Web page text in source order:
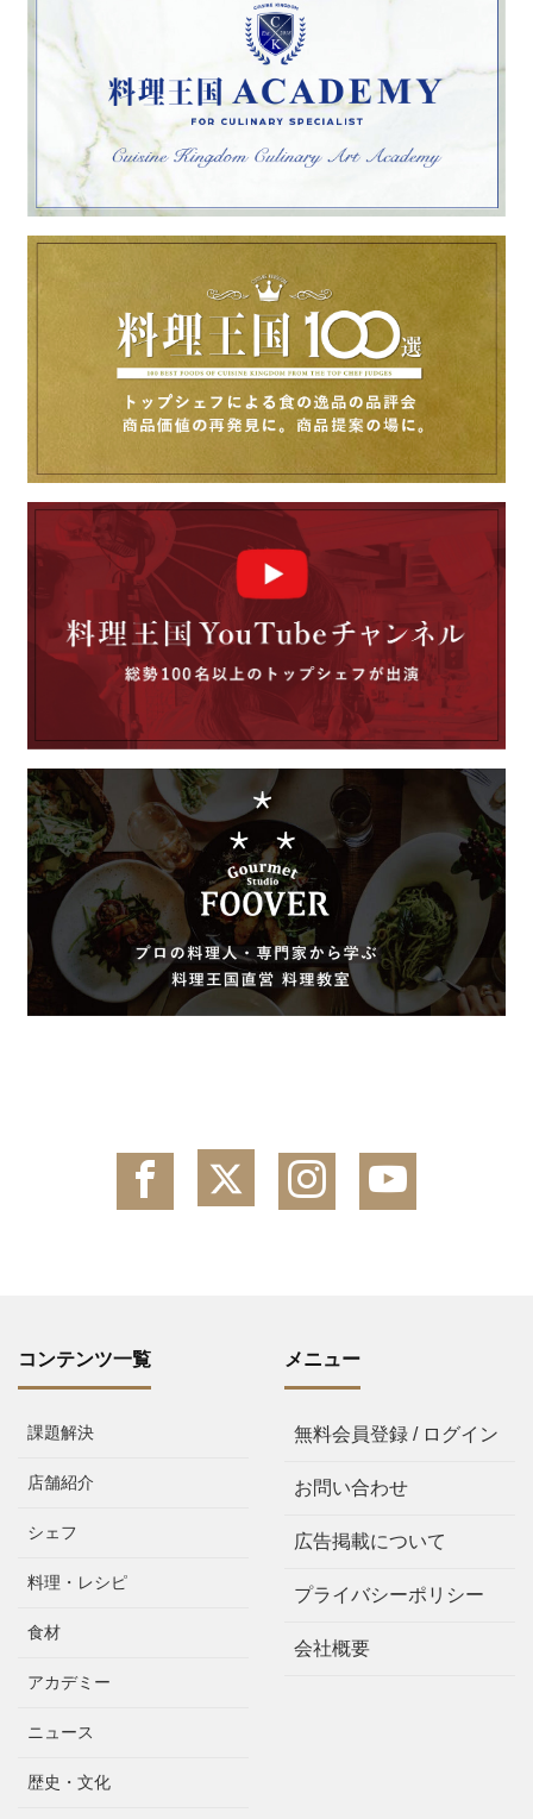
コンテンツ一覧
課題解決
店舗紹介
シェフ
料理・レシピ
食材
アカデミー
ニュース
歴史・文化
メニュー
無料会員登録 / ログイン
お問い合わせ
広告掲載について
プライバシーポリシー
会社概要